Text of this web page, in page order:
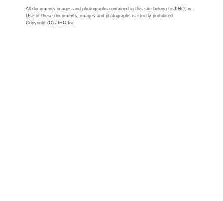
All documents,images and photographs contained in this site belong to JIHO,Inc.
Use of these documents, images and photographs is strictly prohibited.
Copyright (C) JIHO,Inc.